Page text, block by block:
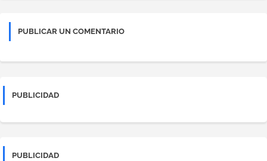
PUBLICAR UN COMENTARIO
PUBLICIDAD
PUBLICIDAD